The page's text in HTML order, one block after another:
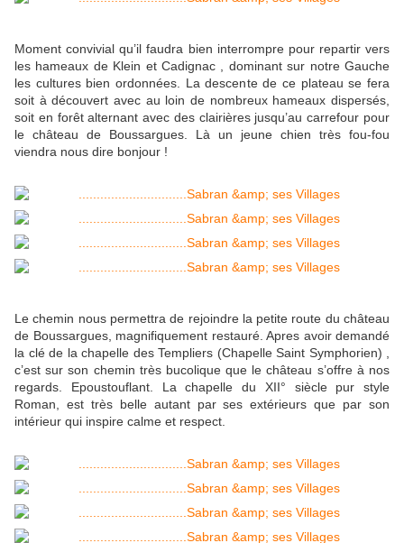
Moment convivial qu’il faudra bien interrompre pour repartir vers
les hameaux de Klein et Cadignac , dominant sur notre Gauche
les cultures bien ordonnées. La descente de ce plateau se fera
soit à découvert avec au loin de nombreux hameaux dispersés,
soit en forêt alternant avec des clairières jusqu’au carrefour pour
le château de Boussargues. Là un jeune chien très fou-fou
viendra nous dire bonjour !
Le chemin nous permettra de rejoindre la petite route du château
de Boussargues, magnifiquement restauré. Apres avoir demandé
la clé de la chapelle des Templiers (Chapelle Saint Symphorien) ,
c’est sur son chemin très bucolique que le château s’offre à nos
regards. Epoustouflant. La chapelle du XII° siècle pur style
Roman, est très belle autant par ses extérieurs que par son
intérieur qui inspire calme et respect.